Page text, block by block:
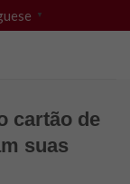
▼
cartão de
suas